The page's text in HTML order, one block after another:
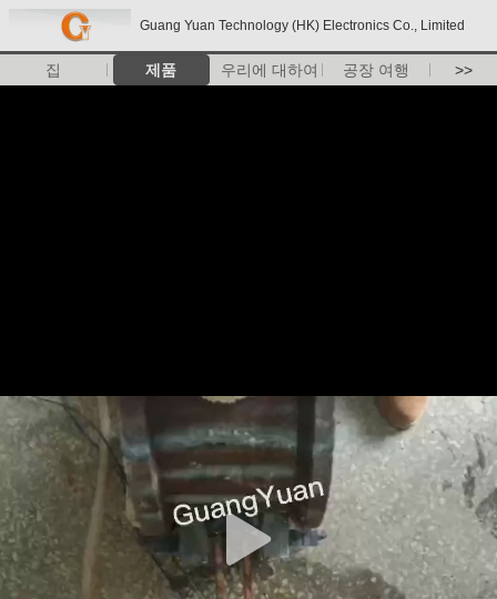
Guang Yuan Technology (HK) Electronics Co., Limited
집 제품 우리에 대하여 공장 여행 >>